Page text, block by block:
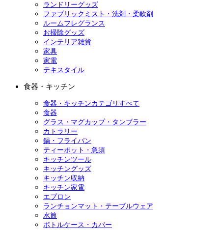
ランドリーグッズ
ファブリックミスト・洗剤・柔軟剤
ルームフレグランス
お掃除グッズ
インテリア雑貨
家具
家電
テキスタイル
食器・キッチン
食器・キッチンカテゴリすべて
食器
グラス・マグカップ・タンブラー
カトラリー
鍋・フライパン
ティーポット・急須
キッチンツール
キッチングッズ
キッチン収納
キッチン家電
エプロン
ランチョンマット・テーブルウェア
水筒
ボトルケース・カバー